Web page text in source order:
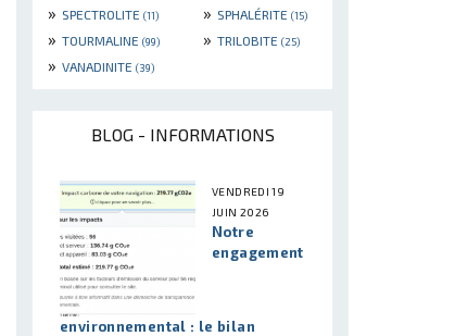
» SPECTROLITE (11) » SPHALÉRITE (15)
» TOURMALINE (99) » TRILOBITE (25)
» VANADINITE (39)
BLOG - INFORMATIONS
VENDREDI 19
JUIN 2026
Notre
engagement
environnemental : le bilan